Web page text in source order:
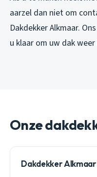
aarzel dan niet om
Dakdekker Alkmaar.
u klaar om uw dak
Onze
Dakdekker Alkmaar